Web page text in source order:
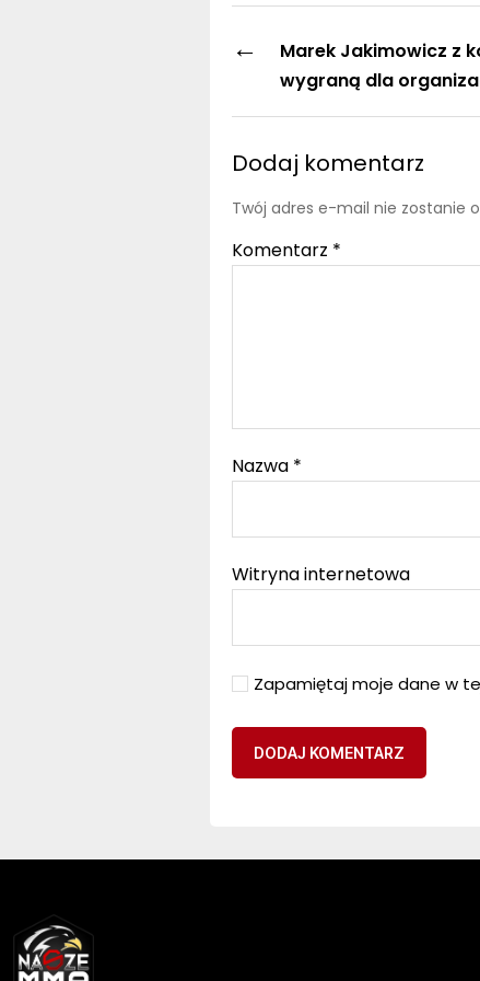
←
Marek Jakimowicz z
wygraną dla
Dodaj komentarz
Twój adres e-mail nie zostanie
Komentarz *
Nazwa *
Witryna internetowa
Zapamiętaj moje dane w